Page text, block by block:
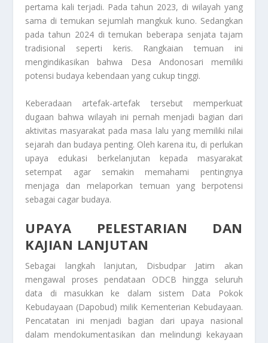
pertama kali terjadi. Pada tahun 2023, di wilayah yang
sama di temukan sejumlah mangkuk kuno. Sedangkan
pada tahun 2024 di temukan beberapa senjata tajam
tradisional seperti keris. Rangkaian temuan ini
mengindikasikan bahwa Desa Andonosari memiliki
potensi budaya kebendaan yang cukup tinggi.
Keberadaan artefak-artefak tersebut memperkuat
dugaan bahwa wilayah ini pernah menjadi bagian dari
aktivitas masyarakat pada masa lalu yang memiliki nilai
sejarah dan budaya penting. Oleh karena itu, di perlukan
upaya edukasi berkelanjutan kepada masyarakat
setempat agar semakin memahami pentingnya
menjaga dan melaporkan temuan yang berpotensi
sebagai cagar budaya.
UPAYA PELESTARIAN DAN
KAJIAN LANJUTAN
Sebagai langkah lanjutan, Disbudpar Jatim akan
mengawal proses pendataan ODCB hingga seluruh
data di masukkan ke dalam sistem Data Pokok
Kebudayaan (Dapobud) milik Kementerian Kebudayaan.
Pencatatan ini menjadi bagian dari upaya nasional
dalam mendokumentasikan dan melindungi kekayaan